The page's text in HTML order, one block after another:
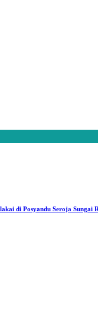
di Posyandu Seroja